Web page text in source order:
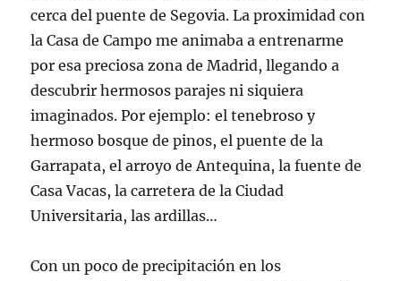
cerca del puente de Segovia. La proximidad con
la Casa de Campo me animaba a entrenarme
por esa preciosa zona de Madrid, llegando a
descubrir hermosos parajes ni siquiera
imaginados. Por ejemplo: el tenebroso y
hermoso bosque de pinos, el puente de la
Garrapata, el arroyo de Antequina, la fuente de
Casa Vacas, la carretera de la Ciudad
Universitaria, las ardillas…
Con un poco de precipitación en los